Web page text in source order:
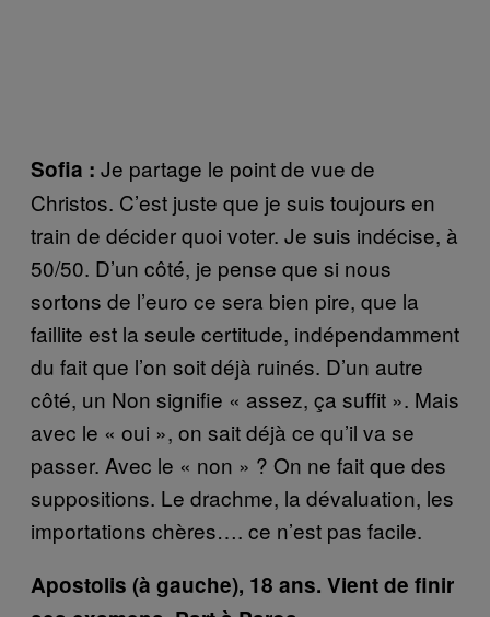
Sofia : Je partage le point de vue de
Christos. C’est juste que je suis toujours en
train de décider quoi voter. Je suis indécise, à
50/50. D’un côté, je pense que si nous
sortons de l’euro ce sera bien pire, que la
faillite est la seule certitude, indépendamment
du fait que l’on soit déjà ruinés. D’un autre
côté, un Non signifie « assez, ça suffit ». Mais
avec le « oui », on sait déjà ce qu’il va se
passer. Avec le « non » ? On ne fait que des
suppositions. Le drachme, la dévaluation, les
importations chères…. ce n’est pas facile.
Apostolis (à gauche), 18 ans. Vient de finir